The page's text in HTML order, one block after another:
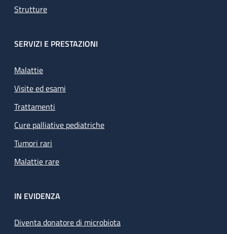
Strutture
SERVIZI E PRESTAZIONI
Malattie
Visite ed esami
Trattamenti
Cure palliative pediatriche
Tumori rari
Malattie rare
IN EVIDENZA
Diventa donatore di microbiota